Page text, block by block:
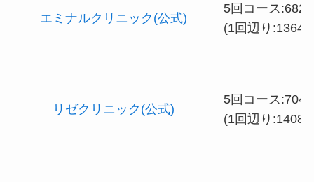
エミナルクリニック(公式)
5回コース
(1回辺り
リゼクリニック(公式)
5回コース
(1回辺り